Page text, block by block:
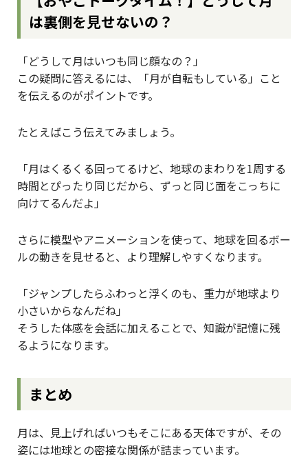
は裏側を見せないの？
「どうして月はいつも同じ顔なの？」
この疑問に答えるには、「月が自転もしている」こと
を伝えるのがポイントです。
たとえばこう伝えてみましょう。
「月はくるくる回ってるけど、地球のまわりを1周する
時間とぴったり同じだから、ずっと同じ面をこっちに
向けてるんだよ」
さらに模型やアニメーションを使って、地球を回るボー
ルの動きを見せると、より理解しやすくなります。
「ジャンプしたらふわっと浮くのも、重力が地球より
小さいからなんだね」
そうした体感を会話に加えることで、知識が記憶に残
るようになります。
まとめ
月は、見上げればいつもそこにある天体ですが、その
姿には地球との密接な関係が詰まっています。